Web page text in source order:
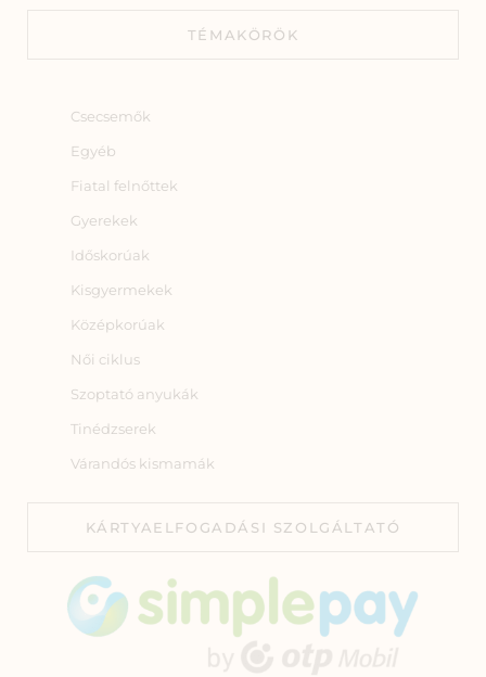
TÉMAKÖRÖK
Csecsemők
Egyéb
Fiatal felnőttek
Gyerekek
Időskorúak
Kisgyermekek
Középkorúak
Női ciklus
Szoptató anyukák
Tinédzserek
Várandós kismamák
KÁRTYAELFOGADÁSI SZOLGÁLTATÓ